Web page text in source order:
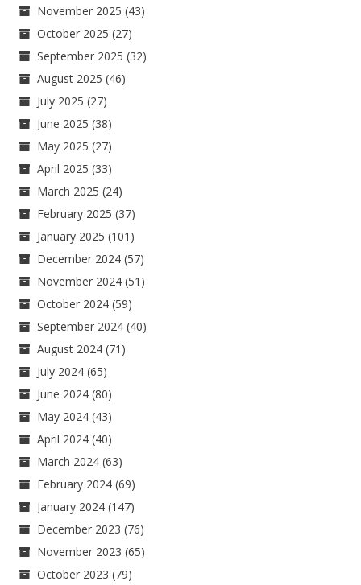
November 2025 (43)
October 2025 (27)
September 2025 (32)
August 2025 (46)
July 2025 (27)
June 2025 (38)
May 2025 (27)
April 2025 (33)
March 2025 (24)
February 2025 (37)
January 2025 (101)
December 2024 (57)
November 2024 (51)
October 2024 (59)
September 2024 (40)
August 2024 (71)
July 2024 (65)
June 2024 (80)
May 2024 (43)
April 2024 (40)
March 2024 (63)
February 2024 (69)
January 2024 (147)
December 2023 (76)
November 2023 (65)
October 2023 (79)